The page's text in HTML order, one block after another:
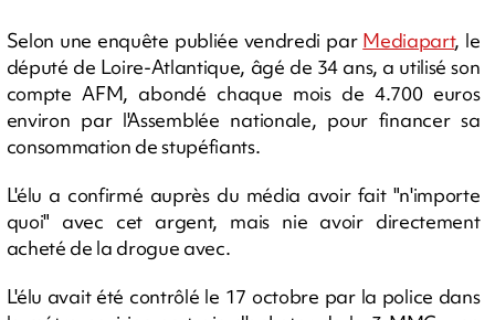
Selon une enquête publiée vendredi par Mediapart, le
député de Loire-Atlantique, âgé de 34 ans, a utilisé son
compte AFM, abondé chaque mois de 4.700 euros
environ par l'Assemblée nationale, pour financer sa
consommation de stupéfiants.
L'élu a confirmé auprès du média avoir fait "n'importe
quoi" avec cet argent, mais nie avoir directement
acheté de la drogue avec.
L'élu avait été contrôlé le 17 octobre par la police dans